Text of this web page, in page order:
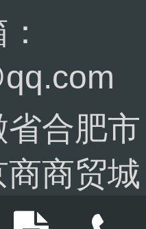
合肥市
商贸城